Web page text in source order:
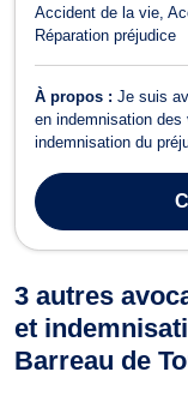
Accident de la vie
Réparation préjudice
À propos : Je suis
en indemnisation
indemnisation du
professionnelle,
votre demande
3 autres
et
Barreau de